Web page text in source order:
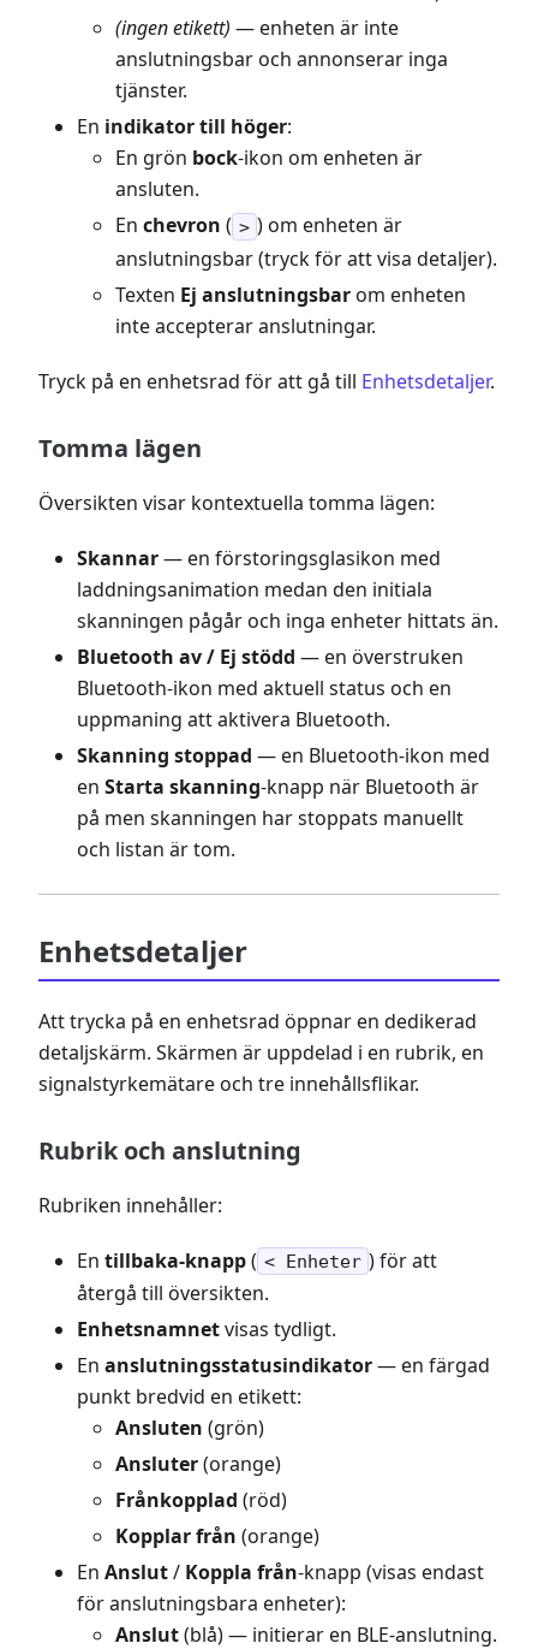
(ingen etikett) — enheten är inte
anslutningsbar och annonserar inga
tjänster.
En indikator till höger:
En grön bock-ikon om enheten är
ansluten.
En chevron ( > ) om enheten är
anslutningsbar (tryck för att visa detaljer).
Texten Ej anslutningsbarom enheten
inte accepterar anslutningar.
Tryck på en enhetsrad för att gå till Enhetsdetaljer.
Tomma lägen
Översikten visar kontextuella tomma lägen:
Skannar— en förstoringsglasikon med
laddningsanimation medan den initiala
skanningen pågår och inga enheter hittats än.
Bluetooth av / Ej stödd — en överstruken
Bluetooth-ikon med aktuell status och en
uppmaning att aktivera Bluetooth.
Skanning stoppad — en Bluetooth-ikon med
en Starta skanning-knapp när Bluetooth är
på men skanningen har stoppats manuellt
och listan är tom.
Enhetsdetaljer
Att trycka på en enhetsrad öppnar en dedikerad
detaljskärm. Skärmen är uppdelad i en rubrik, en
signalstyrkemätare och tre innehållsflikar.
Rubrik och anslutning
Rubriken innehåller:
En tillbaka-knapp( < Enheter ) för att
återgå till översikten.
Enhetsnamnetvisas tydligt.
En anslutningsstatusindikator— en färgad
punkt bredvid en etikett:
Ansluten (grön)
Ansluter(orange)
Frånkopplad (röd)
Kopplar från (orange)
En Anslut/ Koppla från-knapp (visas endast
för anslutningsbara enheter):
Anslut(blå) — initierar en BLE-anslutning.